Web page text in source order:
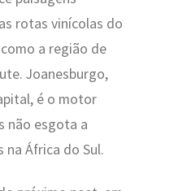
rotas vinícolas do
a região de
Joanesburgo,
é o motor
não esgota a
África do Sul.